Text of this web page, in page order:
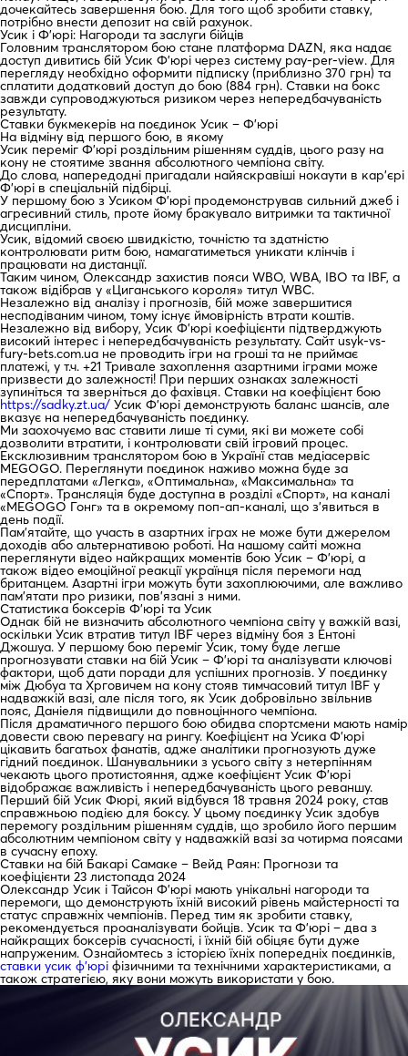
дочекайтесь завершення бою. Для того щоб зробити ставку,
потрібно внести депозит на свій рахунок.
Усик і Ф’юрі: Нагороди та заслуги бійців
Головним транслятором бою стане платформа DAZN, яка надає
доступ дивитись бій Усик Ф’юрі через систему pay-per-view. Для
перегляду необхідно оформити підписку (приблизно 370 грн) та
сплатити додатковий доступ до бою (884 грн). Ставки на бокс
завжди супроводжуються ризиком через непередбачуваність
результату.
Ставки букмекерів на поєдинок Усик – Ф’юрі
На відміну від першого бою, в якому
Усик переміг Ф’юрі роздільним рішенням суддів, цього разу на
кону не стоятиме звання абсолютного чемпіона світу.
До слова, напередодні пригадали найяскравіші нокаути в кар’єрі
Ф’юрі в спеціальній підбірці.
У першому бою з Усиком Ф’юрі продемонстрував сильний джеб і
агресивний стиль, проте йому бракувало витримки та тактичної
дисципліни.
Усик, відомий своєю швидкістю, точністю та здатністю
контролювати ритм бою, намагатиметься уникати клінчів і
працювати на дистанції.
Таким чином, Олександр захистив пояси WBO, WBA, IBO та IBF, а
також відібрав у «Циганського короля» титул WBC.
Незалежно від аналізу і прогнозів, бій може завершитися
несподіваним чином, тому існує ймовірність втрати коштів.
Незалежно від вибору, Усик Ф’юрі коефіцієнти підтверджують
високий інтерес і непередбачуваність результату. Сайт ​usyk-vs-
fury-bets.com.ua не проводить ігри на гроші та не приймає
платежі, у т.ч. +21 Тривале захоплення азартними іграми може
призвести до залежності! При перших ознаках залежності
зупиніться та зверніться до фахівця. Ставки на коефіцієнт бою
https://sadky.zt.ua/ Усик Ф’юрі демонструють баланс шансів, але
вказує на непередбачуваність поєдинку.
Ми заохочуємо вас ставити лише ті суми, які ви можете собі
дозволити втратити, і контролювати свій ігровий процес.
Ексклюзивним транслятором бою в Українї став медіасервіс
MEGOGO. Переглянути поєдинок наживо можна буде за
передплатами «Легка», «Оптимальна», «Максимальна» та
«Спорт». Трансляція буде доступна в розділі «Спорт», на каналі
«MEGOGO Гонг» та в окремому поп-ап-каналі, що з’явиться в
день події.
Пам’ятайте, що участь в азартних іграх не може бути джерелом
доходів або альтернативою роботі. На нашому сайті можна
переглянути відео найкращих моментів бою Усик – Ф’юрі, а
також відео емоційної реакції українця після перемоги над
британцем. Азартні ігри можуть бути захоплюючими, але важливо
пам’ятати про ризики, пов’язані з ними.
Статистика боксерів Ф’юрі та Усик
Однак бій не визначить абсолютного чемпіона світу у важкій вазі,
оскільки Усик втратив титул IBF через відміну боя з Ентоні
Джошуа. У першому бою переміг Усик, тому буде легше
прогнозувати ставки на бій Усик – Ф’юрі та аналізувати ключові
фактори, щоб дати поради для успішних прогнозів. У поєдинку
між Дюбуа та Хрговичем на кону стояв тимчасовий титул IBF у
надважкій вазі, але після того, як Усик добровільно звільнив
пояс, Даніеля підвищили до повноцінного чемпіона.
Після драматичного першого бою обидва спортсмени мають намір
довести свою перевагу на рингу. Коефіцієнт на Усика Ф’юрі
цікавить багатьох фанатів, адже аналітики прогнозують дуже
гідний поєдинок. Шанувальники з усього світу з нетерпінням
чекають цього протистояння, адже коефіцієнт Усик Ф’юрі
відображає важливість і непередбачуваність цього реваншу.
Перший бій Усик Фюрі, який відбувся 18 травня 2024 року, став
справжньою подією для боксу. У цьому поєдинку Усик здобув
перемогу роздільним рішенням суддів, що зробило його першим
абсолютним чемпіоном світу у надважкій вазі за чотирма поясами
в сучасну епоху.
Ставки на бій Бакарі Самаке – Вейд Раян: Прогнози та
коефіцієнти 23 листопада 2024
Олександр Усик і Тайсон Ф’юрі мають унікальні нагороди та
перемоги, що демонструють їхній високий рівень майстерності та
статус справжніх чемпіонів. Перед тим як зробити ставку,
рекомендується проаналізувати бойців. Усик та Ф’юрі – два з
найкращих боксерів сучасності, і їхній бій обіцяє бути дуже
напруженим. Ознайомтесь з історією їхніх попередніх поєдинків,
ставки усик ф’юрі фізичними та технічними характеристиками, а
також стратегією, яку вони можуть використати у бою.